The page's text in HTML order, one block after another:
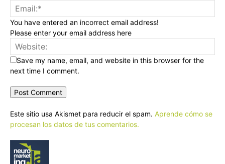
You have entered an incorrect email address!
Please enter your email address here
Save my name, email, and website in this browser for the
next time I comment.
Este sitio usa Akismet para reducir el spam. Aprende cómo se
procesan los datos de tus comentarios.